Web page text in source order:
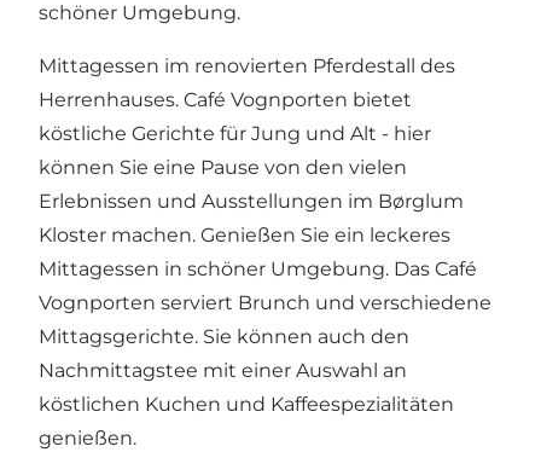
schöner Umgebung.
Mittagessen im renovierten Pferdestall des
Herrenhauses. Café Vognporten bietet
köstliche Gerichte für Jung und Alt - hier
können Sie eine Pause von den vielen
Erlebnissen und Ausstellungen im Børglum
Kloster machen. Genießen Sie ein leckeres
Mittagessen in schöner Umgebung. Das Café
Vognporten serviert Brunch und verschiedene
Mittagsgerichte. Sie können auch den
Nachmittagstee mit einer Auswahl an
köstlichen Kuchen und Kaffeespezialitäten
genießen.